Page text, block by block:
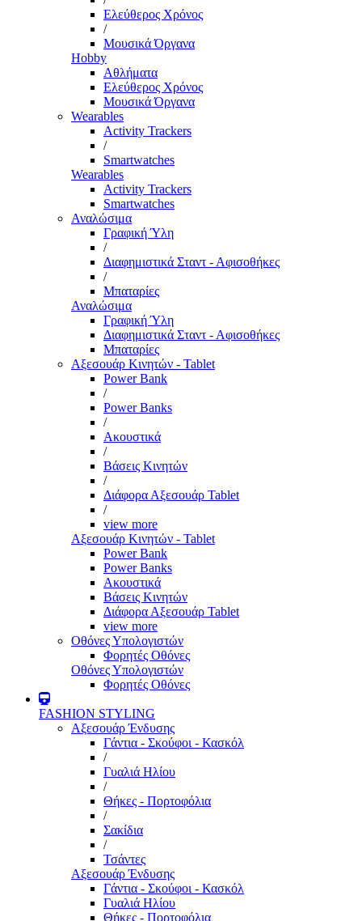
Ελεύθερος Χρόνος
/
Μουσικά Όργανα
Hobby
Αθλήματα
Ελεύθερος Χρόνος
Μουσικά Όργανα
Wearables
Activity Trackers
/
Smartwatches
Wearables
Activity Trackers
Smartwatches
Αναλώσιμα
Γραφική Ύλη
/
Διαφημιστικά Σταντ - Αφισοθήκες
/
Μπαταρίες
Αναλώσιμα
Γραφική Ύλη
Διαφημιστικά Σταντ - Αφισοθήκες
Μπαταρίες
Αξεσουάρ Κινητών - Tablet
Power Bank
/
Power Banks
/
Ακουστικά
/
Βάσεις Κινητών
/
Διάφορα Αξεσουάρ Tablet
/
view more
Αξεσουάρ Κινητών - Tablet
Power Bank
Power Banks
Ακουστικά
Βάσεις Κινητών
Διάφορα Αξεσουάρ Tablet
view more
Οθόνες Υπολογιστών
Φορητές Οθόνες
Οθόνες Υπολογιστών
Φορητές Οθόνες
FASHION STYLING
Αξεσουάρ Ένδυσης
Γάντια - Σκούφοι - Κασκόλ
/
Γυαλιά Ηλίου
/
Θήκες - Πορτοφόλια
/
Σακίδια
/
Τσάντες
Αξεσουάρ Ένδυσης
Γάντια - Σκούφοι - Κασκόλ
Γυαλιά Ηλίου
Θήκες - Πορτοφόλια